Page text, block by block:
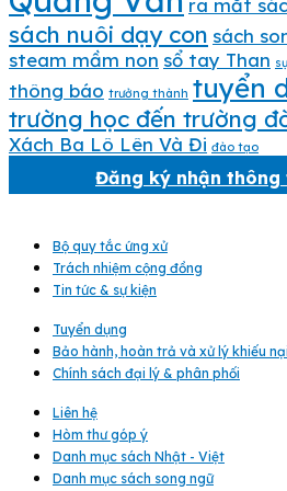
ra mắt
sách nuôi dạy con sách
steam mầm non sổ tay Than
thông báo trưởng thành tuyển
trường học đến trường
Xách Ba Lô Lên Và Đi đào tạo
Đăng ký nhận thông
Bộ quy tắc ứng xử
Trách nhiệm cộng đồng
Tin tức & sự kiện
Tuyển dụng
Bảo hành, hoàn trả và xử lý khiếu nại
Chính sách đại lý & phân phối
Liên hệ
Hòm thư góp ý
Danh mục sách Nhật - Việt
Danh mục sách song ngữ